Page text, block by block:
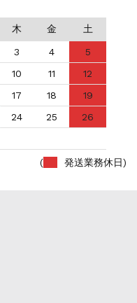
木 金 土
3 4
5
10 11
12
17 18
19
24 25
26
( 発送業務休日)